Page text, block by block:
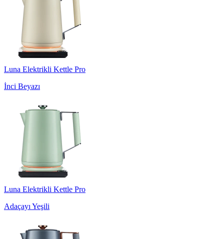
Luna Elektrikli Kettle Pro
İnci Beyazı
Luna Elektrikli Kettle Pro
Adaçayı Yeşili